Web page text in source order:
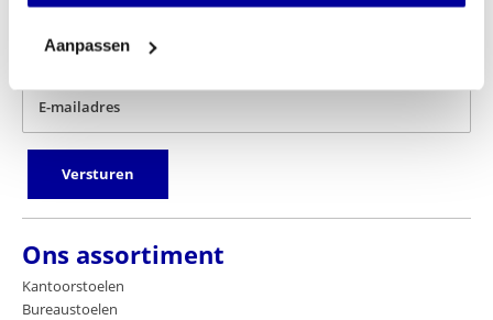
Aanpassen
eerste onze acties en aanbiedingen in uw mailbox ontvangen? Schrijf
achter te laten.
E-mailadres
Versturen
Ons assortiment
Kantoorstoelen
Bureaustoelen